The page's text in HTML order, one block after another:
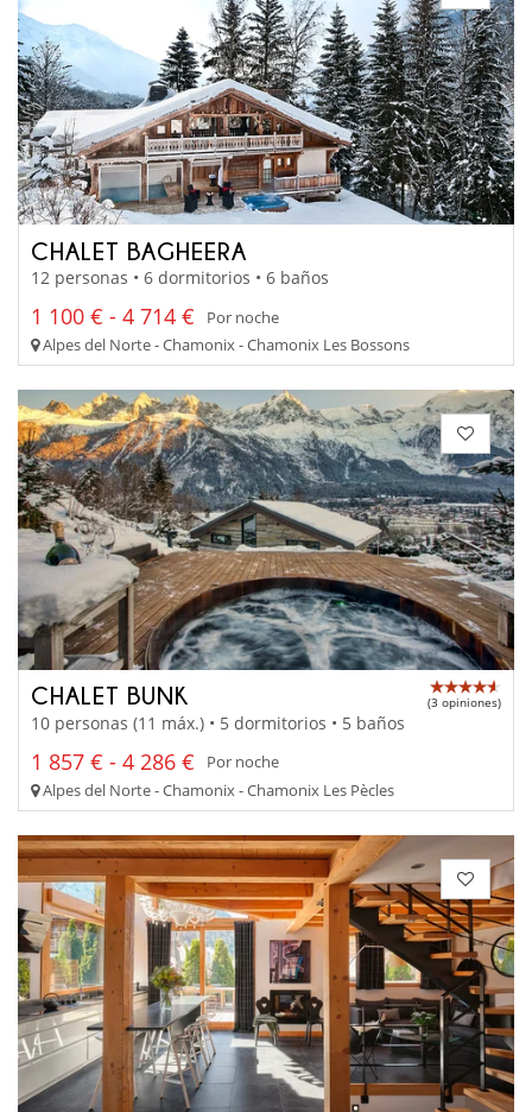
CHALET BAGHEERA
12 personas • 6 dormitorios • 6 baños
1 100 € - 4 714 €
Por noche
Alpes del Norte - Chamonix - Chamonix Les Bossons
CHALET BUNK (3 opiniones)
10 personas (11 máx.) • 5 dormitorios • 5 baños
1 857 € - 4 286 €
Por noche
Alpes del Norte - Chamonix - Chamonix Les Pècles